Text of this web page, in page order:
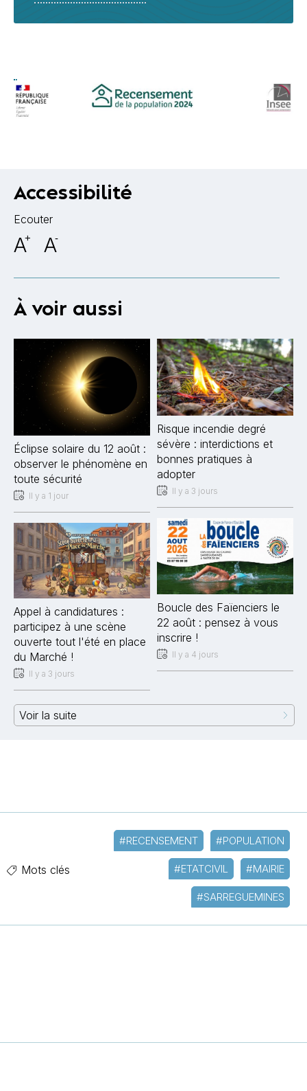
Accessibilité
Ecouter
A+ A-
À voir aussi
Éclipse solaire du 12 août :
observer le phénomène en
toute sécurité
Il y a 1 jour
Appel à candidatures :
participez à une scène
ouverte tout l'été en place
du Marché !
Il y a 3 jours
Risque incendie degré
sévère : interdictions et
bonnes pratiques à
adopter
Il y a 3 jours
Boucle des Faïenciers le
22 août : pensez à vous
inscrire !
Il y a 4 jours
Voir la suite
Mots clés
#RECENSEMENT #POPULATION
#ETATCIVIL #MAIRIE
#SARREGUEMINES